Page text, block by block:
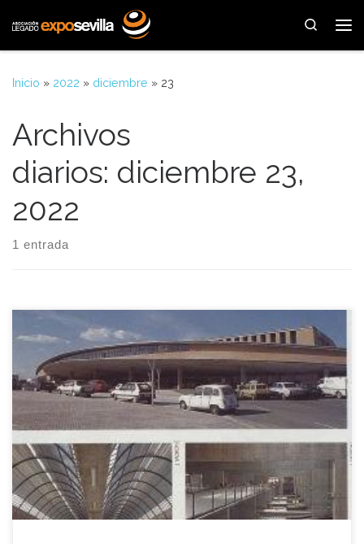
Saltar al contenido
Search
Inicio » 2022 » diciembre » 23
Archivos
diarios: diciembre 23,
2022
1 entrada
A propuesta del Ministerio de Transportes, Turismo y
Comunicaciones, el Consejo de Ministros aprobó durante
aquella reunión del 23 de diciembre de 1987 las inversiones
de casi treinta y cinco mil millones de pesetas para la
realización de obras de infraestructuras del transporte
ferroviario y aéreo.